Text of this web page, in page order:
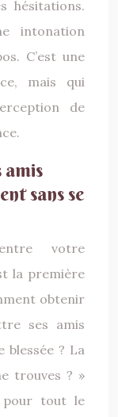
hésitations.
intonation
C’est une
mais qui
de
amis
sans se
votre
la première
obtenir
ses amis
blessée ? La
trouves ? »
pour tout le